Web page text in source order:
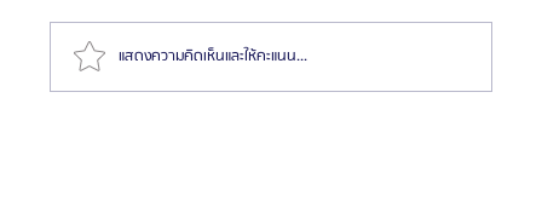
แสดงความคิดเห็นและให้คะแนน...